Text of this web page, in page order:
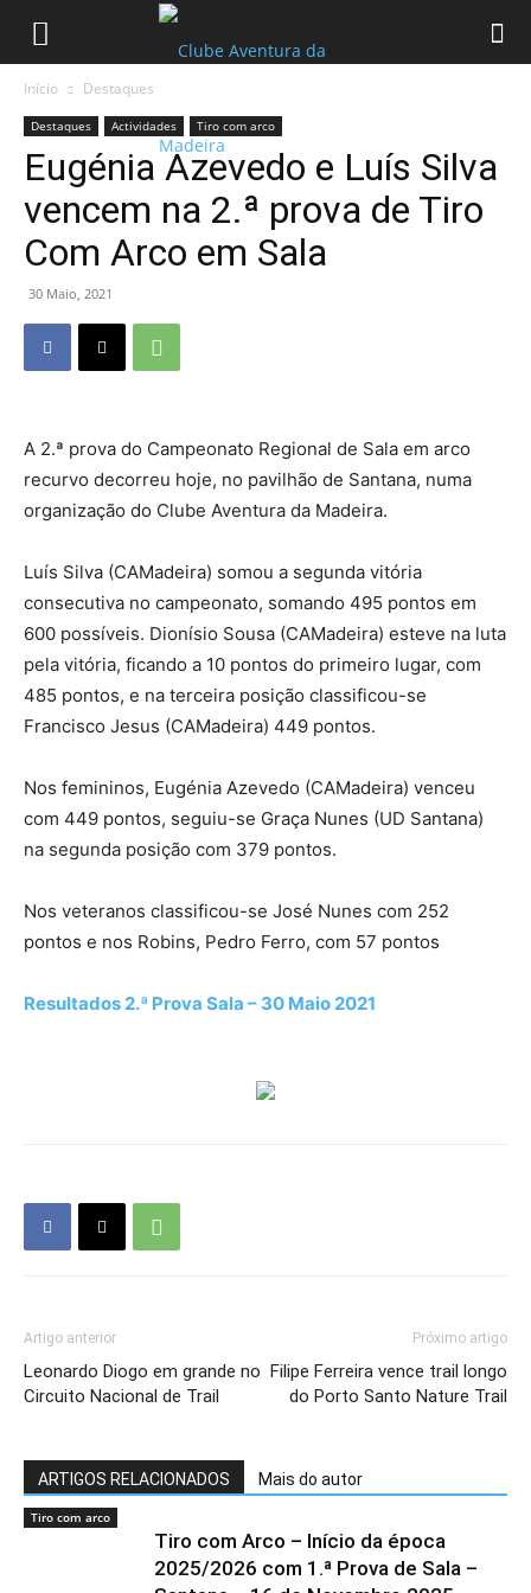
Início Destaques
Destaques Actividades Tiro com arco
Eugénia Azevedo e Luís Silva
vencem na 2.ª prova de Tiro
Com Arco em Sala
30 Maio, 2021
A 2.ª prova do Campeonato Regional de Sala em arco
recurvo decorreu hoje, no pavilhão de Santana, numa
organização do Clube Aventura da Madeira.
Luís Silva (CAMadeira) somou a segunda vitória
consecutiva no campeonato, somando 495 pontos em
600 possíveis. Dionísio Sousa (CAMadeira) esteve na luta
pela vitória, ficando a 10 pontos do primeiro lugar, com
485 pontos, e na terceira posição classificou-se
Francisco Jesus (CAMadeira) 449 pontos.
Nos femininos, Eugénia Azevedo (CAMadeira) venceu
com 449 pontos, seguiu-se Graça Nunes (UD Santana)
na segunda posição com 379 pontos.
Nos veteranos classificou-se José Nunes com 252
pontos e nos Robins, Pedro Ferro, com 57 pontos
Resultados 2.ª Prova Sala – 30 Maio 2021
Artigo anterior
Leonardo Diogo em grande no
Circuito Nacional de Trail
Próximo artigo
Filipe Ferreira vence trail longo
do Porto Santo Nature Trail
ARTIGOS RELACIONADOS Mais do autor
Tiro com arco
Tiro com Arco – Início da época
2025/2026 com 1.ª Prova de Sala –